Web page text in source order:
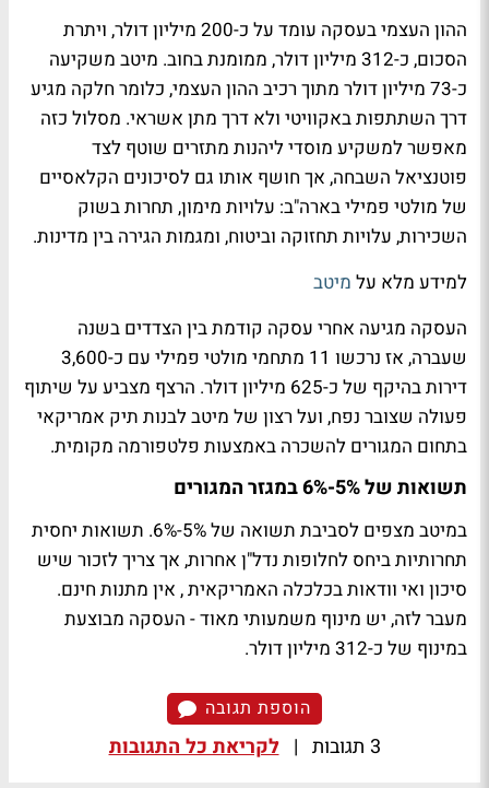
ההון העצמי בעסקה עומד על כ-200 מיליון דולר, ויתרת
הסכום, כ-312 מיליון דולר, ממומנת בחוב. מיטב משקיעה
כ-73 מיליון דולר מתוך רכיב ההון העצמי, כלומר חלקה מגיע
דרך השתתפות באקוויטי ולא דרך מתן אשראי. מסלול כזה
מאפשר למשקיע מוסדי ליהנות מתזרים שוטף לצד
פוטנציאל השבחה, אך חושף אותו גם לסיכונים הקלאסיים
של מולטי פמילי בארה"ב: עלויות מימון, תחרות בשוק
השכירות, עלויות תחזוקה וביטוח, ומגמות הגירה בין מדינות.
למידע מלא על מיטב
העסקה מגיעה אחרי עסקה קודמת בין הצדדים בשנה
שעברה, אז נרכשו 11 מתחמי מולטי פמילי עם כ-3,600
דירות בהיקף של כ-625 מיליון דולר. הרצף מצביע על שיתוף
פעולה שצובר נפח, ועל רצון של מיטב לבנות תיק אמריקאי
בתחום המגורים להשכרה באמצעות פלטפורמה מקומית.
תשואות של 5%-6% במגזר המגורים
במיטב מצפים לסביבת תשואה של 5%-6%. תשואות יחסית
תחרותיות ביחס לחלופות נדל"ן אחרות, אך צריך לזכור שיש
סיכון ואי וודאות בכלכלה האמריקאית , אין מתנות חינם.
מעבר לזה, יש מינוף משמעותי מאוד - העסקה מבוצעת
במינוף של כ-312 מיליון דולר.
הוספת תגובה
3 תגובות | לקריאת כל התגובות